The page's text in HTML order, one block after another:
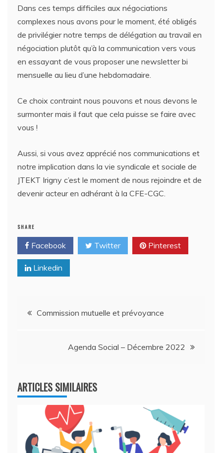
Dans ces temps difficiles aux négociations
complexes nous avons pour le moment, été obligés
de privilégier notre temps de délégation au travail en
négociation plutôt qu’à la communication vers vous
en essayant de vous proposer une newsletter bi
mensuelle au lieu d’une hebdomadaire.
Ce choix contraint nous pouvons et nous devons le
surmonter mais il faut que cela puisse se faire avec
vous !
Aussi, si vous avez apprécié nos communications et
notre implication dans la vie syndicale et sociale de
JTEKT Irigny c’est le moment de nous rejoindre et de
devenir acteur en adhérant à la CFE-CGC.
SHARE
Facebook Twitter Pinterest
Linkedin
Navigation
Commission mutuelle et prévoyance
Agenda Social – Décembre 2022
ARTICLES SIMILAIRES